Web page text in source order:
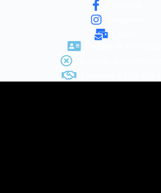
Política de Privacidad